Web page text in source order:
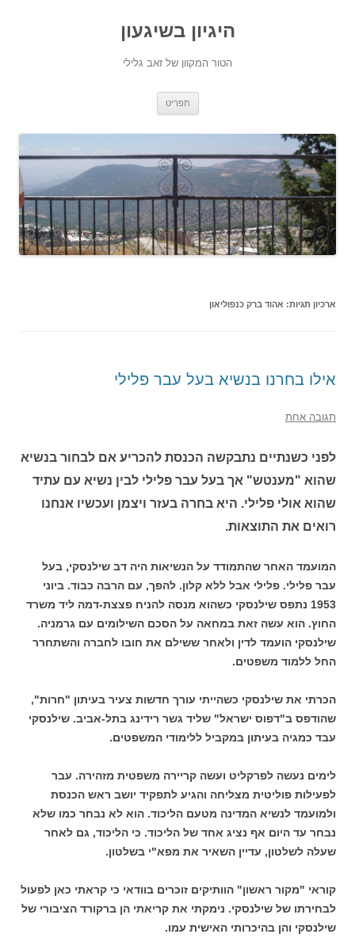
היגיון בשיגעון
הטור המקוון של זאב גלילי
תפריט
ארכיון תגיות: אהוד ברק כנפוליאון
אילו בחרנו בנשיא בעל עבר פלילי
תגובה אחת
לפני כשנתיים נתבקשה הכנסת להכריע אם לבחור בנשיא
שהוא "מענטש" אך בעל עבר פלילי לבין נשיא עם עתיד
שהוא אולי פלילי. היא בחרה בעזר ויצמן ועכשיו אנחנו
רואים את התוצאות.
המועמד האחר שהתמודד על הנשיאות היה דב שילנסקי, בעל
עבר פלילי. פלילי אבל ללא קלון. להפך, עם הרבה כבוד. ביוני
1953 נתפס שילנסקי כשהוא מנסה להניח פצצת-דמה ליד משרד
החוץ. הוא עשה זאת במחאה על הסכם השילומים עם גרמניה.
שילנסקי הועמד לדין ולאחר ששילם את חובו לחברה והשתחרר
החל ללמוד משפטים.
הכרתי את שילנסקי כשהייתי עורך חדשות צעיר בעיתון "חרות",
שהודפס ב"דפוס ישראל" שליד גשר רידינג בתל-אביב. שילנסקי
עבד כמגיה בעיתון במקביל ללימודי המשפטים.
לימים נעשה לפרקליט ועשה קריירה משפטית מזהירה. עבר
לפעילות פוליטית מצליחה והגיע לתפקיד יושב ראש הכנסת
ולמועמד לנשיא המדינה מטעם הליכוד. הוא לא נבחר כמו שלא
נבחר עד היום אף נציג אחד של הליכוד. כי הליכוד, גם לאחר
שעלה לשלטון, עדיין השאיר את מפא"י בשלטון.
קוראי "מקור ראשון" הוותיקים זוכרים בוודאי כי קראתי כאן לפעול
לבחירתו של שילנסקי. נימקתי את קריאתי הן ברקורד הציבורי של
שילנסקי והן בהיכרותי האישית עמו.